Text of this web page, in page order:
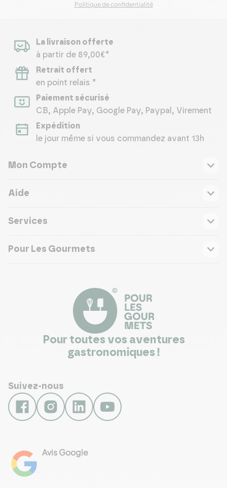
Politique de confidentialité
La livraison offerte
à partir de 89,00€*
Retrait offert
en point relais *
Paiement sécurisé
CB, Apple Pay, Google Pay, Paypal, Virement
Expédition
le jour même si vous commandez avant 13h
Mon Compte
Aide
Services
Pour Les Gourmets
Pour toutes vos aventures
gastronomiques !
Suivez-nous
Avis Google